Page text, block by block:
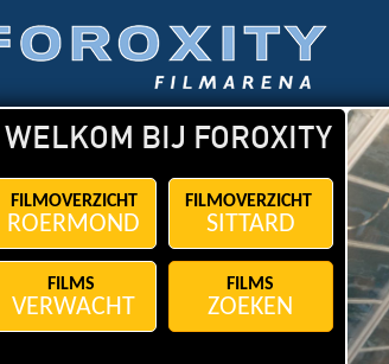
WELKOM BIJ FOROXITY
FILMOVERZICHT
ROERMOND
FILMOVERZICHT
SITTARD
FILMS
VERWACHT
FILMS
ZOEKEN